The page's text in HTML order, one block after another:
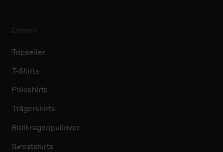
Topseller
T-Shirts
Poloshirts
Trägershirts
Rollkragenpullover
Sweatshirts